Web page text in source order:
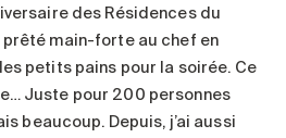
des Résidences du
prêté main-forte au chef en
petits pains pour la soirée. Ce
Juste pour 200 personnes
beaucoup. Depuis, j’ai aussi